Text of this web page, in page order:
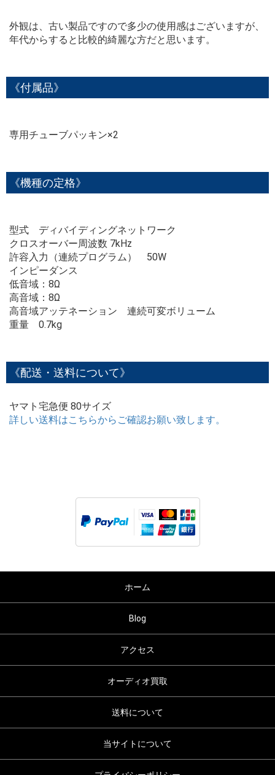
外観は、古い製品ですので多少の使用感はございますが、
年代からすると比較的綺麗な方だと思います。
《付属品》
専用チューブパッキン×2
《機種の定格》
型式 ディバイディングネットワーク
クロスオーバー周波数 7kHz
許容入力（連続プログラム） 50W
インピーダンス
低音域：8Ω
高音域：8Ω
高音域アッテネーション 連続可変ボリューム
重量 0.7kg
《配送・送料について》
ヤマト宅急便 80サイズ
詳しい送料はこちらからご確認お願い致します。
ホーム
Blog
アクセス
オーディオ買取
送料について
当サイトについて